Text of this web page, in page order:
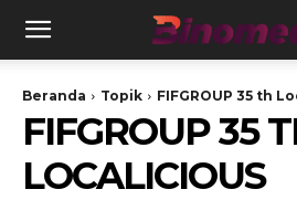
Beranda Topik FIFGROUP 35 th
FIFGROUP 35
LOCALICIOUS